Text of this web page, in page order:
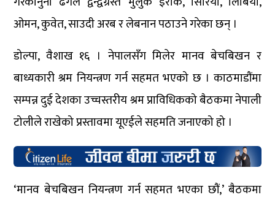
ओमन, कुवेत, साउदी अरब र लेबनान पठाउने गरेका छन् ।
डोल्पा, वैशाख १६ । नेपालसँग मिलेर मानव बेचबिखन र
बाध्यकारी श्रम नियन्त्रण गर्न सहमत भएको छ । काठमाडौंमा
सम्पन्न दुई देशका उच्चस्तरीय श्रम प्राविधिकको बैठकमा नेपाली
टोलीले राखेको प्रस्तावमा यूएईले सहमति जनाएको हो ।
‘मानव बेचबिखन नियन्त्रण गर्न सहमत भएका छौं,’ बैठकमा